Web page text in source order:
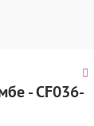
- CF036-